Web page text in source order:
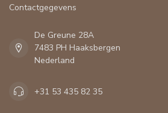
Contactgegevens
De Greune 28A
7483 PH Haaksbergen
Nederland
+31 53 435 82 35